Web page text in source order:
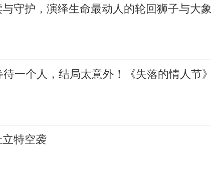
守护，演绎生命最动人的轮回狮子与大象
一个人，结局太意外！《失落的情人节》
特空袭